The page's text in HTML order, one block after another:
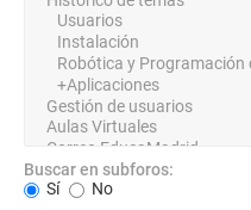
Buscar en subforos:
Sí
No